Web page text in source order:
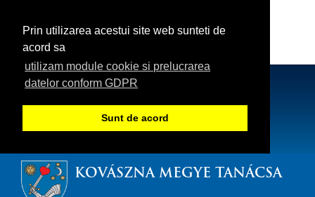
Prin utilizarea acestui site web sunteti de
acord sa
utilizam module cookie si prelucrarea
datelor conform GDPR
Sunt de acord
KOVÁSZNA MEGYE TANÁCSA